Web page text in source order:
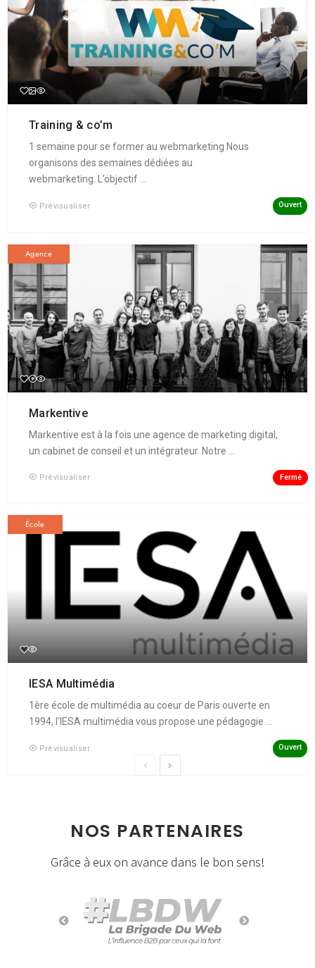
Training & co’m
1 semaine pour se former au webmarketing Nous
organisons des semaines dédiées au
webmarketing. L’objectif ...
Prévisualiser Ouvert
Agence
Markentive
Markentive est à la fois une agence de marketing digital,
un cabinet de conseil et un intégrateur. Notre ...
Prévisualiser Fermé
École
IESA Multimédia
1ère école de multimédia au coeur de Paris ouverte en
1994, l'IESA multimédia vous propose une pédagogie ...
Prévisualiser Ouvert
NOS PARTENAIRES
Grâce à eux on avance dans le bon sens!